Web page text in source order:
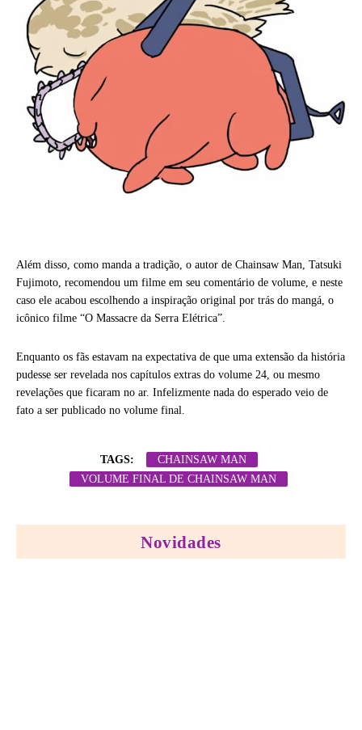
Além disso, como manda a tradição, o autor de Chainsaw Man, Tatsuki
Fujimoto, recomendou um filme em seu comentário de volume, e neste
caso ele acabou escolhendo a inspiração original por trás do mangá, o
icônico filme “O Massacre da Serra Elétrica”.
Enquanto os fãs estavam na expectativa de que uma extensão da história
pudesse ser revelada nos capítulos extras do volume 24, ou mesmo
revelações que ficaram no ar. Infelizmente nada do esperado veio de
fato a ser publicado no volume final.
TAGS:
CHAINSAW MAN
VOLUME FINAL DE CHAINSAW MAN
Novidades